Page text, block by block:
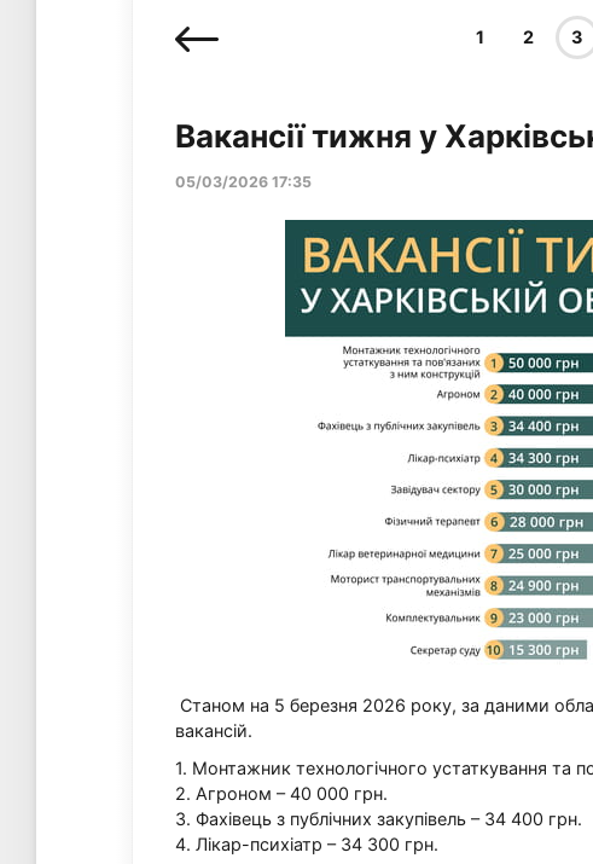
1 2 3
Вакансії тижня у
05/03/2026 17:35
Станом на 5 березня 2026 року, за даними
вакансій.
1. Монтажник технологічного устаткування та
2. Агроном – 40 000 грн.
3. Фахівець з публічних закупівель – 34 400 грн.
4. Лікар-психіатр – 34 300 грн.